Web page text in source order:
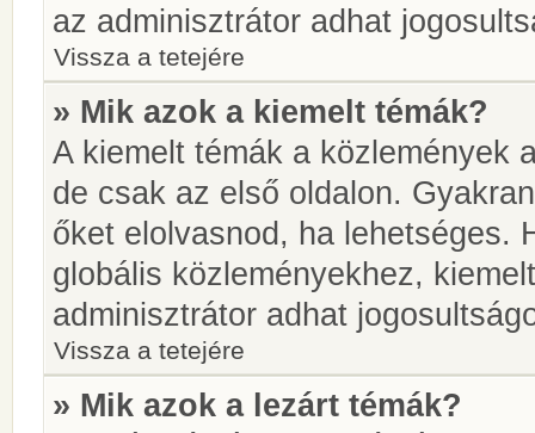
az adminisztrátor adhat
Vissza a tetejére
» Mik azok a kiemelt témák?
A kiemelt témák a közlemények
de csak az első oldalon.
őket elolvasnod, ha lehetséges.
globális közleményekhez,
adminisztrátor adhat
Vissza a tetejére
» Mik azok a lezárt témák?